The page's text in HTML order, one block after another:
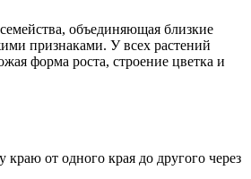
объединяющая близкие
признаками. У всех растений
форма роста, строение цветка и
краю от одного края до другого через